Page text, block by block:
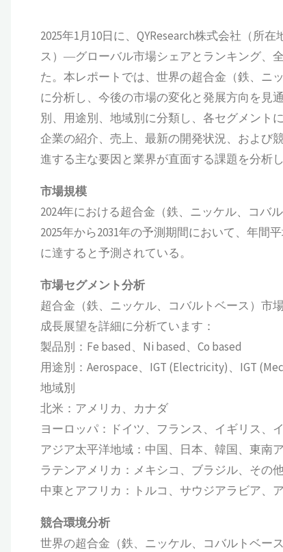
2025年1月10日に、QYResearch株式会社（所
ス）―グローバル市場シェアとランキング、
た。本レポートでは、世界の超合金（鉄、ニ
に分析し、今後の市場の変化と発展方向を見
別、用途別、地域別に分類し、各セグメント
企業の紹介、売上、最新の開発状況、および
進する主な要因と業界が直面する課題を分析
市場規模
2024年における超合金（鉄、ニッケル、コバ
2025年から2031年の予測期間において、年間
に達すると予測されている。
市場セグメント分析
超合金（鉄、ニッケル、コバルトベース）市
成長展望を詳細に分析ています：
製品別：Fe based、Ni based、Co based
用途別：Aerospace、IGT (Electricity)、IGT
地域別
北米：アメリカ、カナダ
ヨーロッパ：ドイツ、フランス、イギリス、
アジア太平洋地域：中国、日本、韓国、東南
ラテンアメリカ：メキシコ、ブラジル、その
中東とアフリカ：トルコ、サウジアラビア、
競合環境分析
世界の超合金（鉄、ニッケル、コバルトベー